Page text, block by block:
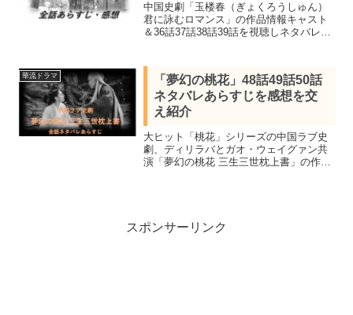
中国史劇「玉楼春（ぎょくろうしゅん）
君に詠むロマンス」の作品情報キャスト
＆36話37話38話39話を視聴しネタバレあ
生回数が早々に21億回を突破した話題
作。
華流ドラマ
「夢幻の桃花」48話49話50話
ネタバレあらすじを感想を交
え紹介
大ヒット「桃花」シリーズの中国ラブ史
劇、ディリラバとガオ・ウェイグァン共
演「夢幻の桃花 三生三世枕上書」の作品
スポンサーリンク